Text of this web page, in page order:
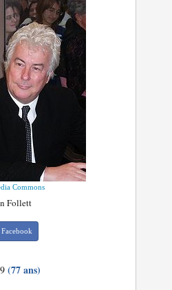
Commons
Follett
Facebook
(77 ans)